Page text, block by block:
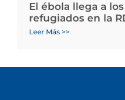
El ébola llega a
refugiados en la
Leer Más >>